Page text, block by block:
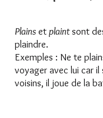
Plains et plaintsont
plaindre.
Exemples : Ne te
voyager avec lui car il
voisins, il joue de la